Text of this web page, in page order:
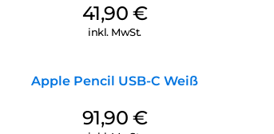
41,90 €
inkl. MwSt.
Apple Pencil USB-C Weiß
91,90 €